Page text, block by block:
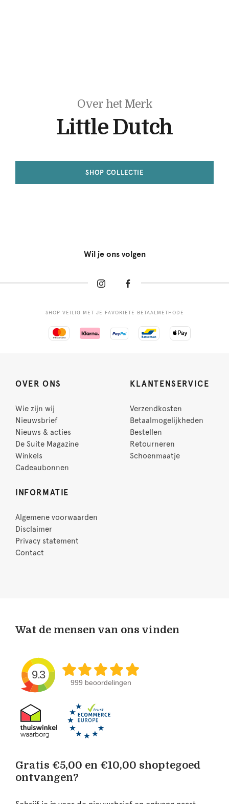
Over het Merk
Little Dutch
SHOP COLLECTIE
Wil je ons volgen
SHOP VEILIG MET JE FAVORIETE BETAALMETHODE
OVER ONS
Wie zijn wij
Nieuwsbrief
Nieuws & acties
De Suite Magazine
Winkels
Cadeaubonnen
KLANTENSERVICE
Verzendkosten
Betaalmogelijkheden
Bestellen
Retourneren
Schoenmaatje
INFORMATIE
Algemene voorwaarden
Disclaimer
Privacy statement
Contact
Wat de mensen van ons vinden
9.3
999 beoordelingen
Gratis €5,00 en €10,00 shoptegoed
ontvangen?